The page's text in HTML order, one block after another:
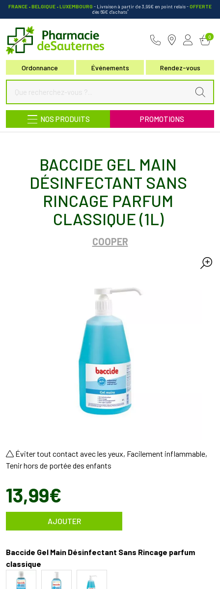
FRANCE • BELGIQUE • LUXEMBOURG - Livraison à partir de 3,99€ en point relais-OFFERTE
dès 69€ d’achats*
Ordonnance Événements Rendez-vous
0
NOS PRODUITS PROMOTIONS
BACCIDE GEL MAIN
DÉSINFECTANT SANS
RINCAGE PARFUM
CLASSIQUE (1L)
COOPER
Éviter tout contact avec les yeux, Facilement inflammable,
Tenir hors de portée des enfants
13,99€
AJOUTER
Baccide Gel Main Désinfectant Sans Rincage parfum
classique